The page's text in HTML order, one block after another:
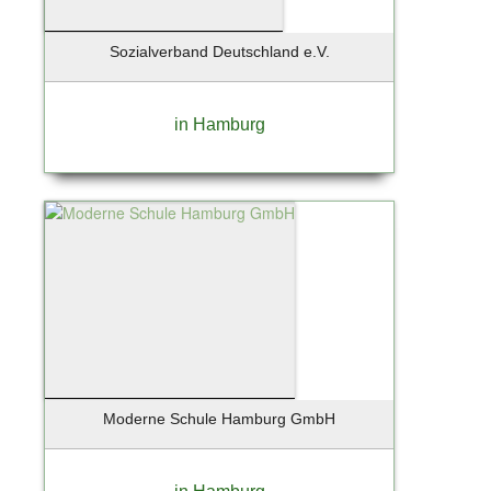
Sozialverband Deutschland e.V.
in Hamburg
Moderne Schule Hamburg GmbH